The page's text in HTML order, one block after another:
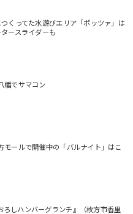
くってた水遊びエリア「ポッツァ」は
ースライダーも
幡でサマコン
モールで開催中の「バルナイト」はこ
ろしハンバーグランチ』（枚方市香里